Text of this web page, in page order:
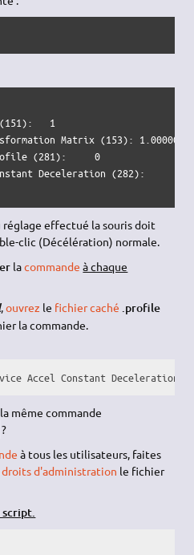
effectué la souris doit
clic (Décélération) normale.
lacommande à chaque
,ouvrez le fichier caché .profile
la commande.
Accel Constant Deceleration"
même commande
?
à tous les utilisateurs, faites
droits d'administration le fichier
script.